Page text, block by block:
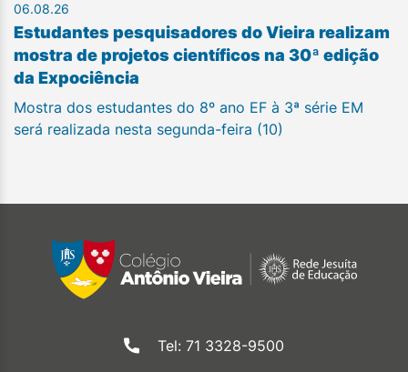
06.08.26
Estudantes pesquisadores do Vieira realizam
mostra de projetos científicos na 30ª edição
da Expociência
Mostra dos estudantes do 8º ano EF à 3ª série EM
será realizada nesta segunda-feira (10)
Tel: 71 3328-9500